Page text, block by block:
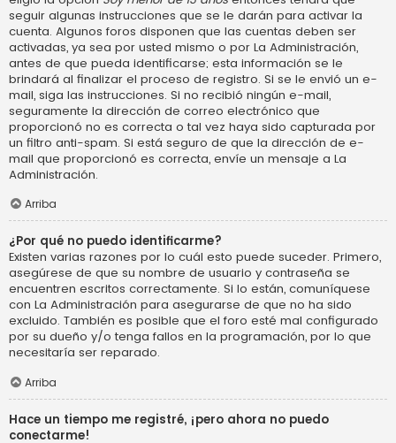
seguir algunas instrucciones que se le darán para activar la
cuenta. Algunos foros disponen que las cuentas deben ser
activadas, ya sea por usted mismo o por La Administración,
antes de que pueda identificarse; esta información se le
brindará al finalizar el proceso de registro. Si se le envió un e-
mail, siga las instrucciones. Si no recibió ningún e-mail,
seguramente la dirección de correo electrónico que
proporcionó no es correcta o tal vez haya sido capturada por
un filtro anti-spam. Si está seguro de que la dirección de e-
mail que proporcionó es correcta, envíe un mensaje a La
Administración.
Arriba
¿Por qué no puedo identificarme?
Existen varias razones por lo cuál esto puede suceder. Primero,
asegúrese de que su nombre de usuario y contraseña se
encuentren escritos correctamente. Si lo están, comuníquese
con La Administración para asegurarse de que no ha sido
excluido. También es posible que el foro esté mal configurado
por su dueño y/o tenga fallos en la programación, por lo que
necesitaría ser reparado.
Arriba
Hace un tiempo me registré, ¡pero ahora no puedo
conectarme!